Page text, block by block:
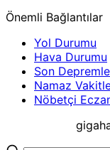
Önemli Bağlantılar
Yol Durumu
Hava Durumu
Son
Namaz
Nöbetçi